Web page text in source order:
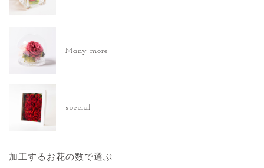
Many more
special
加工するお花の数で選ぶ